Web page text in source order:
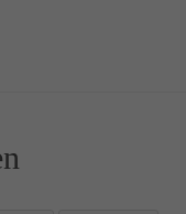
muestra células
cognitivo-conductuales